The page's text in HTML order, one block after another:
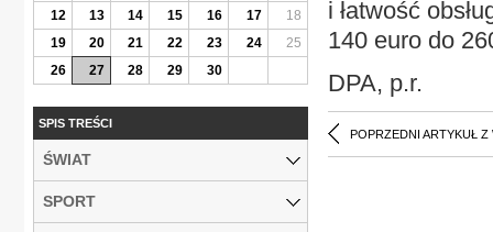
i łatwość
140 euro do
DPA, p.r.
POPRZEDNI ARTYKUŁ Z
12
13 14 15 16 17
18
19
20 21 22 23 24
25
26
27 28 29 30
SPIS TREŚCI
ŚWIAT
SPORT